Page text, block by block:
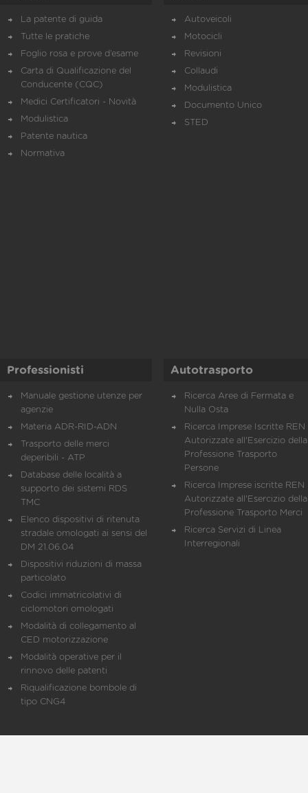
La patente di guida
Tutte le pratiche
Foglio rosa e prove d’esame
Carta di Qualificazione del
Conducente (CQC)
Medici Certificatori - Novità
Modulistica
Patente nautica
Normativa
Autoveicoli
Motocicli
Revisioni
Collaudi
Modulistica
Documento Unico
STED
Professionisti
Manuale gestione utenze per
agenzie
Materia ADR-RID-ADN
Trasporto delle merci
deperibili - ATP
Database delle località a
supporto dei sistemi RDS
TMC
Elenco dispositivi di ritenuta
stradale omologati ai sensi del
DM 21.06.04
Dispositivi riduzioni di massa
particolato
Codici immatricolativi di
ciclomotori omologati
Modalità di collegamento al
CED motorizzazione
Modalità operative per il
rinnovo delle patenti
Riqualificazione bombole di
tipo CNG4
Autotrasporto
Ricerca Aree di Fermata e
Nulla Osta
Ricerca Imprese Iscritte REN
Autorizzate all'Esercizio della
Professione Trasporto
Persone
Ricerca Imprese iscritte REN
Autorizzate all'Esercizio della
Professione Trasporto Merci
Ricerca Servizi di Linea
Interregionali